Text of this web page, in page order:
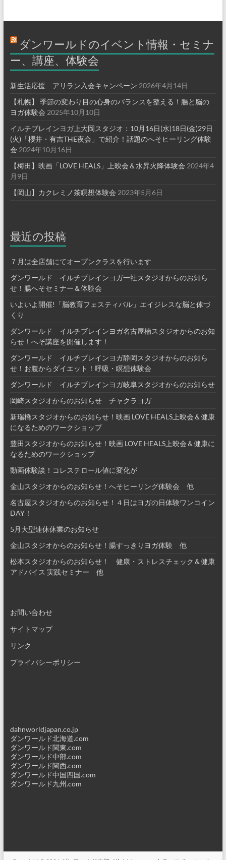
ダンワールドのイベント情報・セミナ
ー、講座、体験会
新生活応援 アリラン入会キャンペーン 2026年4月14日
【札幌】 季節の変わり目の心身のバランスを整える！腸と脳の
ヨガ体験会 2025年10月10日
イルチブレインヨガ上大岡スタジオ：10月16日(水)18日(金)29日
(火)「櫻井・有吉THE夜会」で紹介！話題のへそヒーリング体験
会 2024年10月16日
【梅田】映画「LOVE HEALS」上映会＆水昇火降体験会 2024年4
月9日
【岡山】カクレミノ茶瞑想体験会 2023年5月6日
最近の投稿
７月は全店舗にてオープンクラスを行います
ダンワールド イルチブレインヨガ一社スタジオからのお知ら
せ！腸へそセミナー＆体験会
いよいよ開催!「脳教育フェスティバル」エイジレスな脳と体づ
くり
ダンワールド イルチブレインヨガ名古屋楠スタジオからのお知
らせ！へそ講座を開催します！
ダンワールド イルチブレインヨガ静岡スタジオからのお知ら
せ！お腹からダイエット！呼吸・瞑想体験会
ダンワールド イルチブレインヨガ岐阜スタジオからのお知らせ
岡崎スタジオからのお知らせ チャクラヨガ
新瑞橋スタジオからのお知らせ！映画 LOVE HEALS上映会＆健康
になるためのワークショップ
豊田スタジオからのお知らせ！映画 LOVE HEALS上映会＆健康に
なるためのワークショップ
動画体験談！コレステロール値に変化が
金山スタジオからのお知らせ！へそヒーリング体験会 他
名古屋スタジオからのお知らせ！４日はヨガの日体験ワンコイン
DAY！
5月大型連休休業のお知らせ
金山スタジオからのお知らせ！腸すっきりヨガ体験 他
松本スタジオからのお知らせ！ 健康・ストレスチェック＆健康
アドバイス 実践セミナー 他
お問い合わせ
サイトマップ
リンク
プライバシーポリシー
dahnworldjapan.co.jp
ダンワールド北海道.com
ダンワールド関東.com
ダンワールド中部.com
ダンワールド関西.com
ダンワールド中国四国.com
ダンワールド九州.com